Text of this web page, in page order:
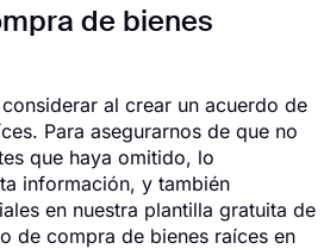
de bienes
al crear un acuerdo de
Para asegurarnos de que no
que haya omitido, lo
información, y también
en nuestra plantilla gratuita de
de compra de bienes raíces en